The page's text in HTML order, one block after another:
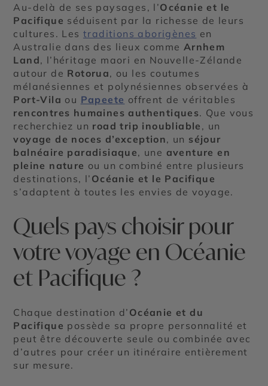
Au-delà de ses paysages, l’Océanie et le
Pacifique séduisent par la richesse de leurs
cultures. Lestraditions aborigènes en
Australie dans des lieux comme Arnhem
Land, l’héritage maori en Nouvelle-Zélande
autour de Rotorua, ou les coutumes
mélanésiennes et polynésiennes observées à
Port-Vila ou Papeete offrent de véritables
rencontres humaines authentiques. Que vous
recherchiez un road trip inoubliable , un
voyage de noces d’exception, un séjour
balnéaire paradisiaque, une aventure en
pleine nature ou un combiné entre plusieurs
destinations, l’ Océanie et le Pacifique
s’adaptent à toutes les envies de voyage.
Quels pays choisir pour
votre voyage en Océanie
et Pacifique ?
Chaque destination d’ Océanie et du
Pacifique possède sa propre personnalité et
peut être découverte seule ou combinée avec
d’autres pour créer un itinéraire entièrement
sur mesure.